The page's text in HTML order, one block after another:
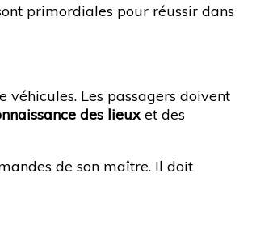
primordiales pour réussir dans
Les passagers doivent
des lieuxet des
de son maître. Il doit